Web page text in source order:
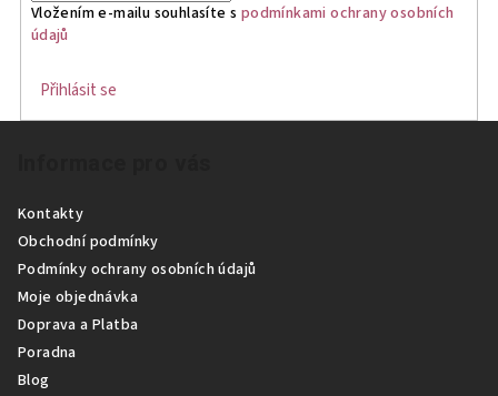
Vložením e-mailu souhlasíte s podmínkami ochrany osobních
údajů
Přihlásit se
Kontakty
Obchodní podmínky
Podmínky ochrany osobních údajů
Moje objednávka
Doprava a Platba
Poradna
Blog